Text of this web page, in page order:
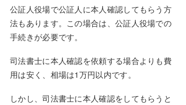
公証人役場で公証人に本人確認してもらう方
法もあります。この場合は、公証人役場での
手続きが必要です。
司法書士に本人確認を依頼する場合よりも費
用は安く、相場は1万円以内です。
しかし、司法書士に本人確認をしてもらうと